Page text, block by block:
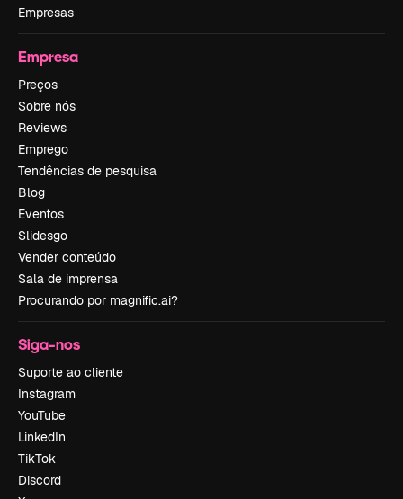
Empresas
Empresa
Preços
Sobre nós
Reviews
Emprego
Tendências de pesquisa
Blog
Eventos
Slidesgo
Vender conteúdo
Sala de imprensa
Procurando por magnific.ai?
Siga-nos
Suporte ao cliente
Instagram
YouTube
LinkedIn
TikTok
Discord